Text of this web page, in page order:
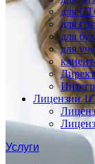
для
для
для
для
Лицензии
Услуги